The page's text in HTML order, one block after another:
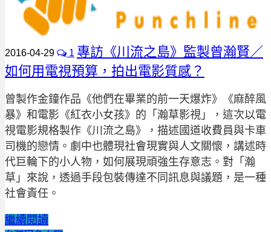
2016-04-29 1 專訪《川流之島》監製曾瀚賢／
如何用電視預算，拍出電影質感？
曾製作金鐘作品《他們在畢業的前一天爆炸》《麻醉風
暴》和電影《紅衣小女孩》的「瀚草影視」，這次以電
視電影規格製作《川流之島》，描述國道收費員與卡車
司機的戀情。劇中也體現社會現實與人文關懷，講述時
代巨輪下的小人物，如何展現頑強生存意志。對「瀚
草」來說，透過手段包裝傳達不同訊息與議題，是一種
社會責任。
繼續閱讀